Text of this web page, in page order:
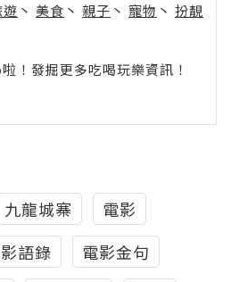
丶 美食 丶 親子 丶 寵物 丶 扮靚
！發掘更多吃喝玩樂資訊！
九龍城寨
電影
語錄
電影金句